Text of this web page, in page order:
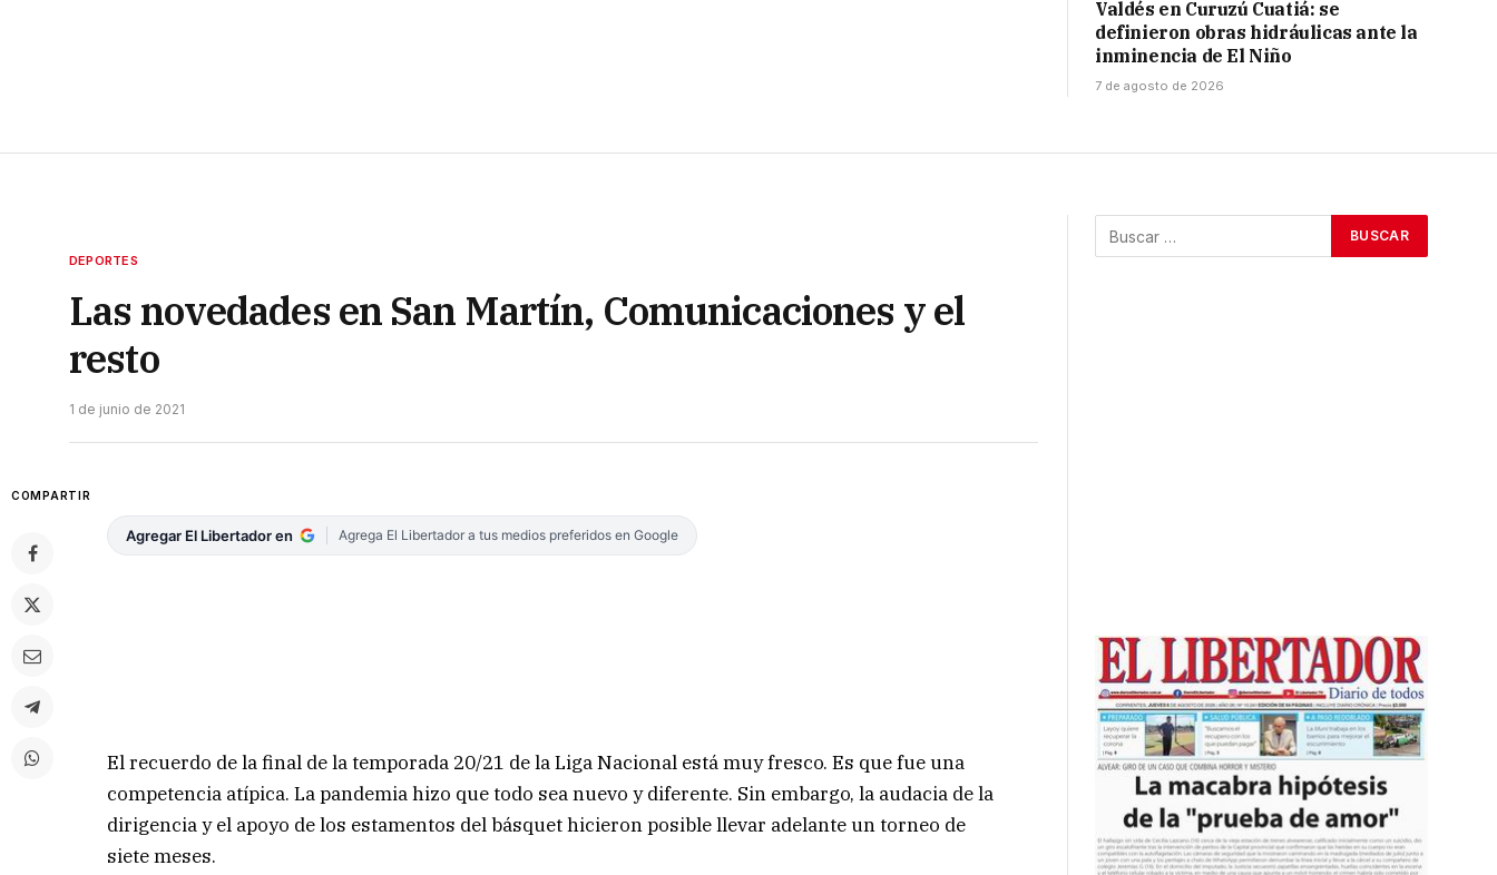
Valdés en Curuzú Cuatiá: se
definieron obras hidráulicas ante la
inminencia de El Niño
7 de agosto de 2026
DEPORTES
Las novedades en San Martín, Comunicaciones y el
resto
1 de junio de 2021
COMPARTIR
Agregar El Libertador en Agrega El Libertador a tus medios preferidos en Google
El recuerdo de la final de la temporada 20/21 de la Liga Nacional está muy fresco. Es que fue una
competencia atípica. La pandemia hizo que todo sea nuevo y diferente. Sin embargo, la audacia de la
dirigencia y el apoyo de los estamentos del básquet hicieron posible llevar adelante un torneo de
siete meses.